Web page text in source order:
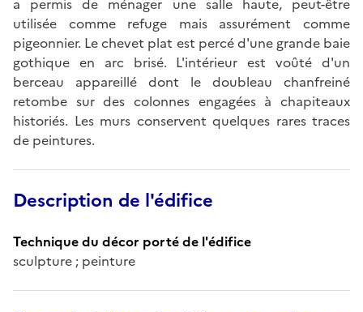
utilisée comme refuge mais assurément comme
pigeonnier. Le chevet plat est percé d'une grande baie
gothique en arc brisé. L'intérieur est voûté d'un
berceau appareillé dont le doubleau chanfreiné
retombe sur des colonnes engagées à chapiteaux
historiés. Les murs conservent quelques rares traces
de peintures.
Description de l'édifice
Technique du décor porté de l'édifice
sculpture ; peinture